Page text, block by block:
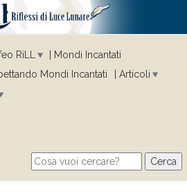
RiLL
Mondi Incantati
Mondi Incantati
Articoli
Search form
Cerca